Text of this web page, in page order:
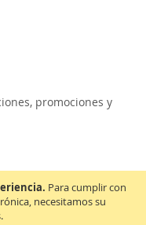
Para cumplir con
necesitamos su
promociones y